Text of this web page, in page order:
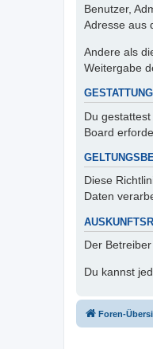
Benutzer,
Adresse aus
Andere als
Weitergabe
Du
Board
Diese
Daten
Der
Du kannst
Foren-